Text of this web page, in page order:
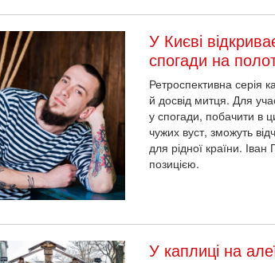
У Києві
спогади на
Ретроспективна серія
й досвід митця. Для
у спогади, побачити в
чужих вуст, зможуть
для рідної країни.
позицією.
У каплиці на